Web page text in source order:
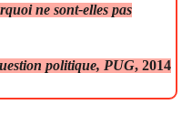
ne sont-elles pas
politique, PUG, 2014